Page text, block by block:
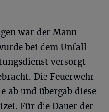
war der Mann
bei dem Unfall
versorgt
Die Feuerwehr
ab und übergab diese
Für die Dauer der